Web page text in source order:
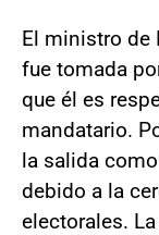
El ministro de
fue tomada
que él es
mandatario.
la salida
debido a la
electorales.